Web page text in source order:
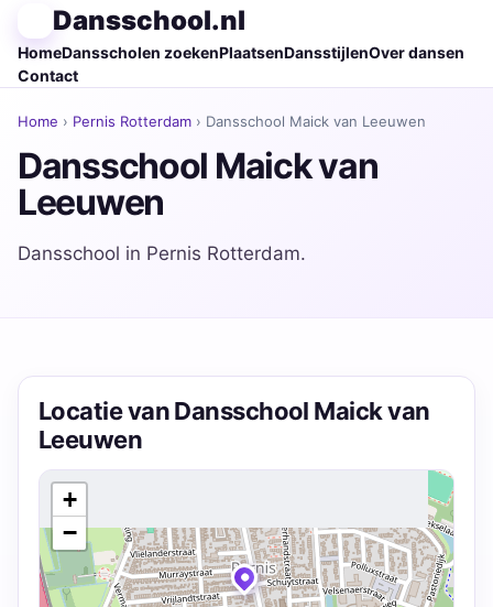
Dansschool.nl
HomeDansscholen zoekenPlaatsenDansstijlenOver dansen
Contact
Home › Pernis Rotterdam › Dansschool Maick van Leeuwen
Dansschool Maick van
Leeuwen
Dansschool in Pernis Rotterdam.
Locatie van Dansschool Maick van
Leeuwen
+
−